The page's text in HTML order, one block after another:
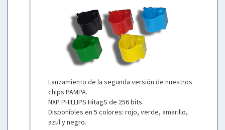
Lanzamiento de la segunda versión de nuestros
chips PAMPA.
NXP PHILLIPS HitagS de 256 bits.
Disponibles en 5 colores: rojo, verde, amarillo,
azul y negro.